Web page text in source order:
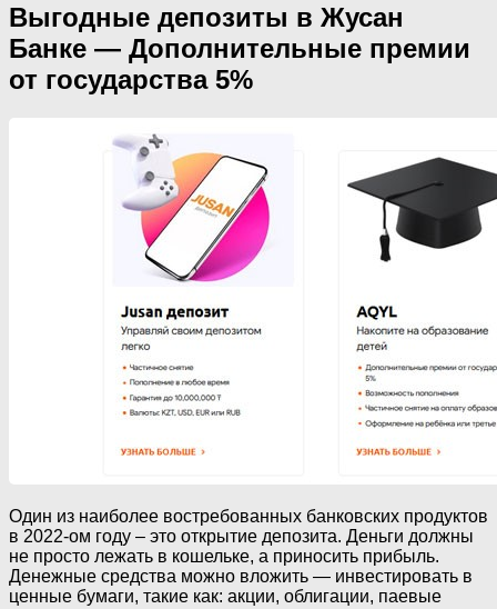
Выгодные депозиты в Жусан
Банке — Дополнительные премии
от государства 5%
Один из наиболее востребованных банковских продуктов
в 2022-ом году – это открытие депозита. Деньги должны
не просто лежать в кошельке, а приносить прибыль.
Денежные средства можно вложить — инвестировать в
ценные бумаги, такие как: акции, облигации, паевые